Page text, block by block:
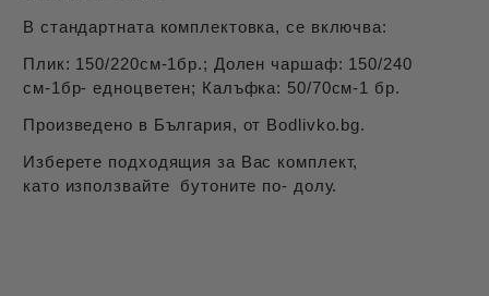
В стандартната комплектовка, се включва:
Плик: 150/220см-1бр.; Долен чаршаф: 150/240
см-1бр- едноцветен; Калъфка: 50/70см-1 бр.
Произведено в България, от Bodlivko.bg.
Изберете подходящия за Вас комплект,
като използвайте бутоните по- долу.